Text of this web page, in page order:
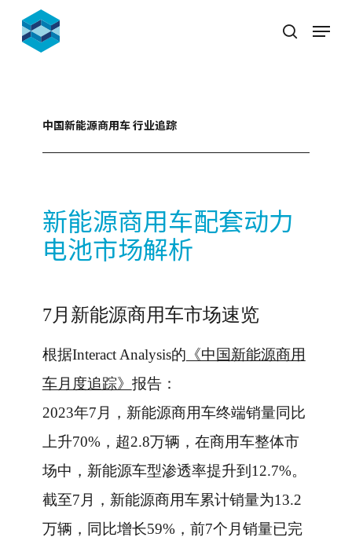
main
search
Menu
中国新能源商用车 行业追踪
新能源商用车配套动力
电池市场解析
7月新能源商用车市场速览
根据Interact Analysis的 《中国新能源商用
车月度追踪》 报告：
2023年7月，新能源商用车终端销量同比
上升70%，超2.8万辆，在商用车整体市
场中，新能源车型渗透率提升到12.7%。
截至7月，新能源商用车累计销量为13.2
万辆，同比增长59%，前7个月销量已完